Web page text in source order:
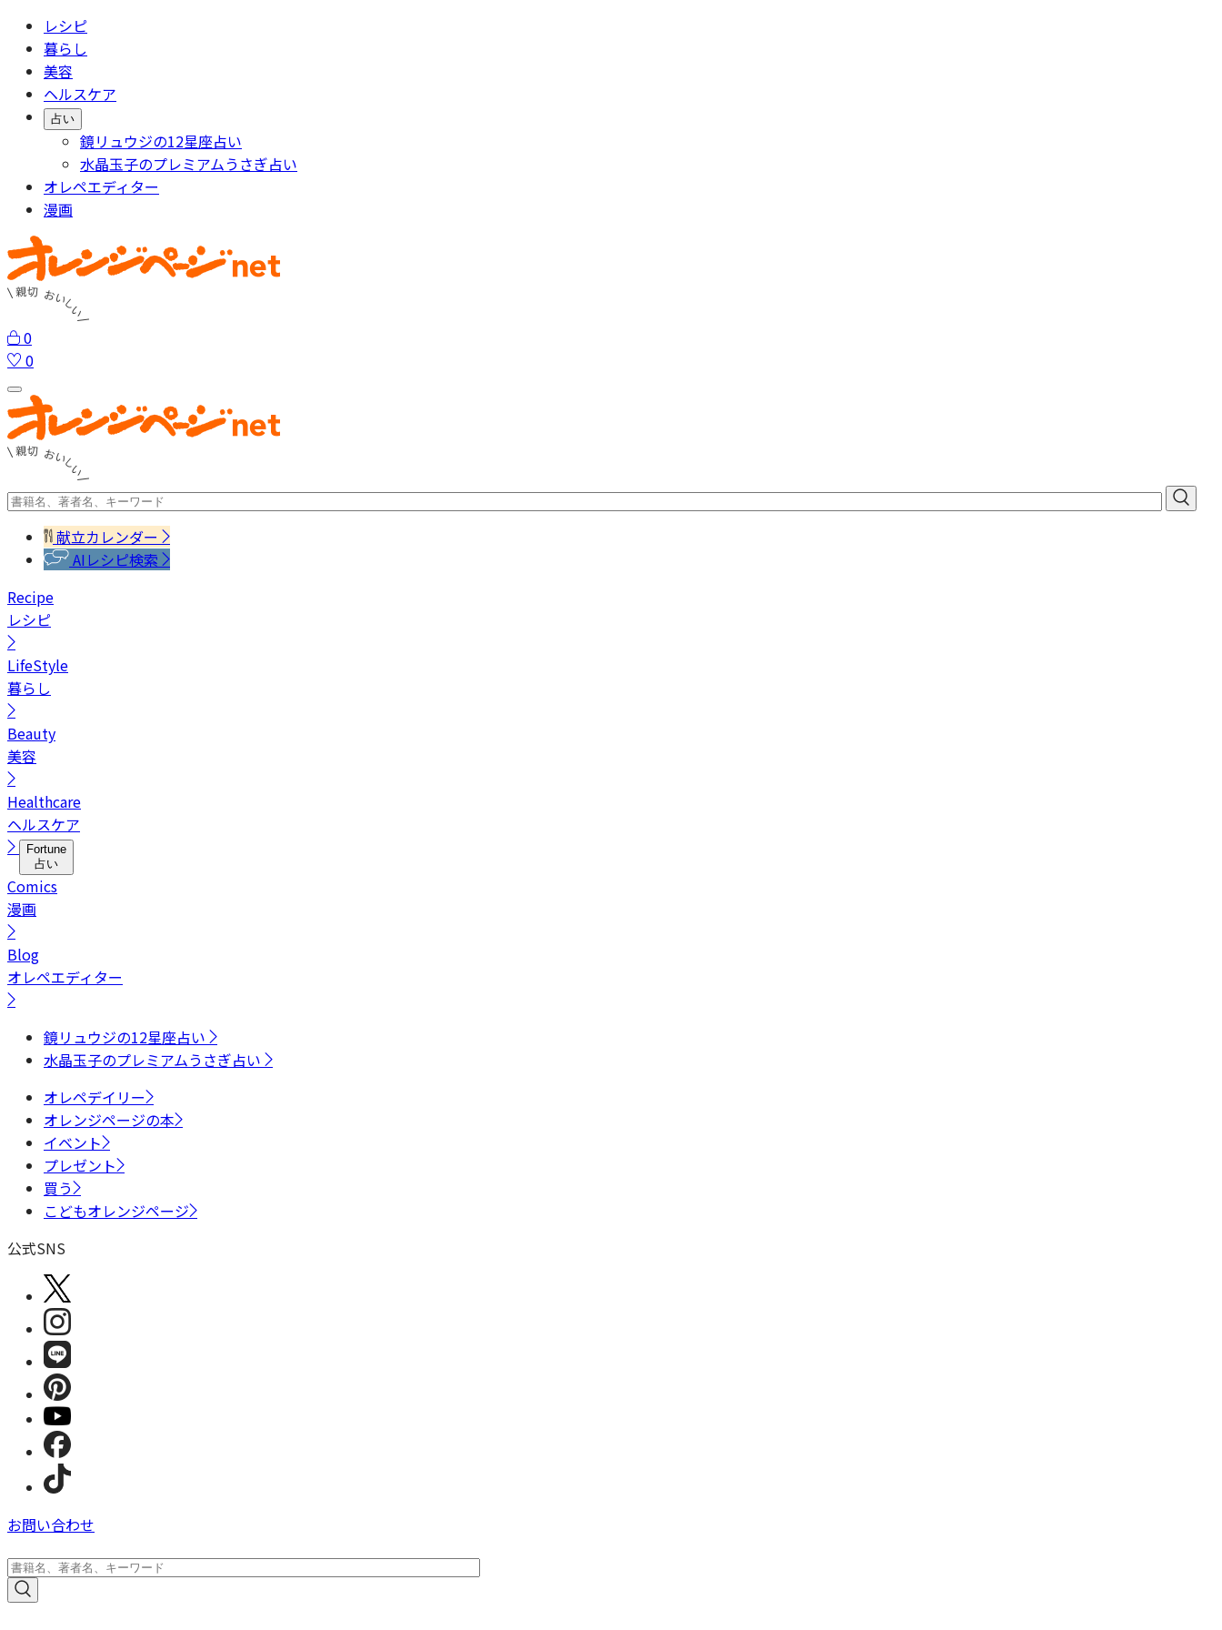
レシピ
暮らし
美容
ヘルスケア
占い
鏡リュウジの12星座占い
水晶玉子のプレミアムうさぎ占い
オレペエディター
漫画
0
0
献立カレンダー
AIレシピ検索
Recipe
レシピ
LifeStyle
暮らし
Beauty
美容
Healthcare
ヘルスケア
Fortune
占い
Comics
漫画
Blog
オレペエディター
鏡リュウジの12星座占い
水晶玉子のプレミアムうさぎ占い
オレペデイリー
オレンジページの本
イベント
プレゼント
買う
こどもオレンジページ
公式SNS
お問い合わせ